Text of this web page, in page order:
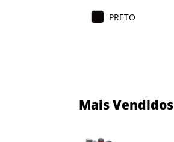
PRETO
Mais Vendidos